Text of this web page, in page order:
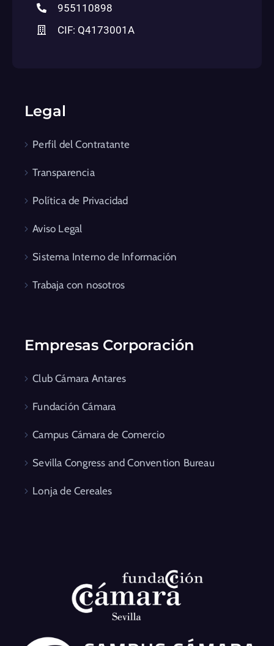
955110898
CIF: Q4173001A
Legal
Perfil del Contratante
Transparencia
Política de Privacidad
Aviso Legal
Sistema Interno de Información
Trabaja con nosotros
Empresas Corporación
Club Cámara Antares
Fundación Cámara
Campus Cámara de Comercio
Sevilla Congress and Convention Bureau
Lonja de Cereales